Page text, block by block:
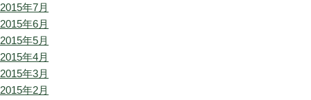
2015年7月
2015年6月
2015年5月
2015年4月
2015年3月
2015年2月